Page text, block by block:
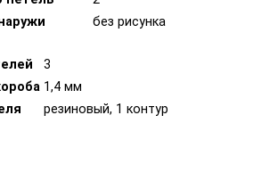
без рисунка
3
1,4 мм
резиновый, 1 контур